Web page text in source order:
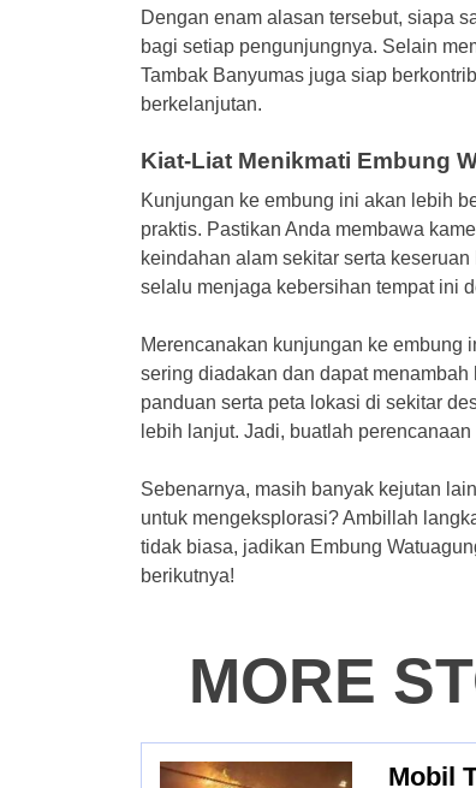
Dengan enam alasan tersebut, siapa
bagi setiap pengunjungnya. Selain
Tambak Banyumas juga siap
berkelanjutan.
Kiat-Liat Menikmati Embung
Kunjungan ke embung ini akan lebih
praktis. Pastikan Anda membawa
keindahan alam sekitar serta
selalu menjaga kebersihan tempat ini
Merencanakan kunjungan ke embung
sering diadakan dan dapat
panduan serta peta lokasi di sekitar
lebih lanjut. Jadi, buatlah
Sebenarnya, masih banyak kejutan
untuk mengeksplorasi? Ambillah
tidak biasa, jadikan Embung
berikutnya!
MORE
Mobil